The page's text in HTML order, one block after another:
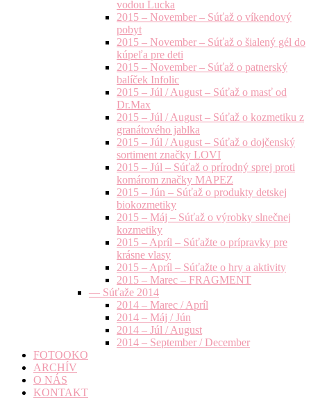
vodou Lucka
2015 – November – Súťaž o víkendový
pobyt
2015 – November – Súťaž o šialený gél do
kúpeľa pre deti
2015 – November – Súťaž o patnerský
balíček Infolic
2015 – Júl / August – Súťaž o masť od
Dr.Max
2015 – Júl / August – Súťaž o kozmetiku z
granátového jablka
2015 – Júl / August – Súťaž o dojčenský
sortiment značky LOVI
2015 – Júl – Súťaž o prírodný sprej proti
komárom značky MAPEZ
2015 – Jún – Súťaž o produkty detskej
biokozmetiky
2015 – Máj – Súťaž o výrobky slnečnej
kozmetiky
2015 – Apríl – Súťažte o prípravky pre
krásne vlasy
2015 – Apríl – Súťažte o hry a aktivity
2015 – Marec – FRAGMENT
— Súťaže 2014
2014 – Marec / Apríl
2014 – Máj / Jún
2014 – Júl / August
2014 – September / December
FOTOOKO
ARCHÍV
O NÁS
KONTAKT